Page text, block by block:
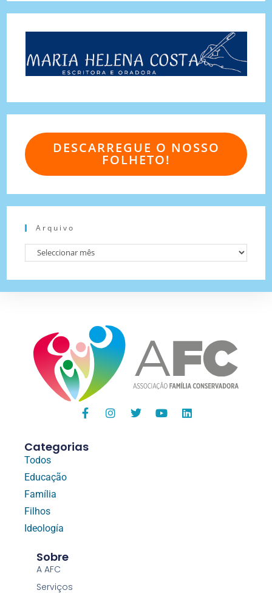
DESCARREGUE O NOSSO
FOLHETO!
Arquivo
Categorias
Todos
Educação
Família
Filhos
Ideología
Sobre
A AFC
Serviços